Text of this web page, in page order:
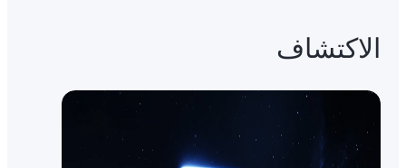
الاكتشاف